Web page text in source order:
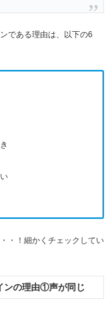
である理由は、以下の6
・！細かくチェックしてい
ンの理由①声が同じ